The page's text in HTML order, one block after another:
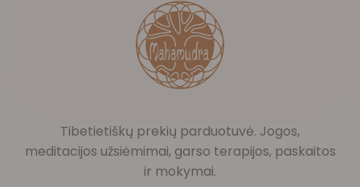
Tibetietiškų prekių parduotuvė. Jogos,
meditacijos užsiėmimai, garso terapijos, paskaitos
ir mokymai.